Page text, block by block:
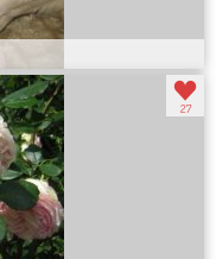
27